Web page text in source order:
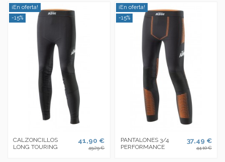
¡En oferta!
-15%
CALZONCILLOS
LONG TOURING
41,90 €
49,29 €
¡En oferta!
-15%
PANTALONES 3/4
PERFORMANCE
37,49 €
44,10 €